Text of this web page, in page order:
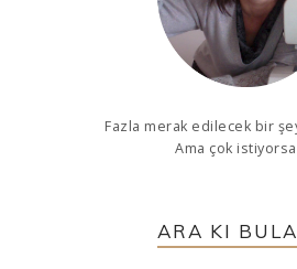
Fazla merak edilecek bir
Ama çok
ARA KI